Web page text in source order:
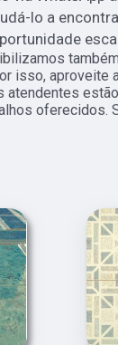
lo a
isso, aproveite
atendentes
oferecidos.